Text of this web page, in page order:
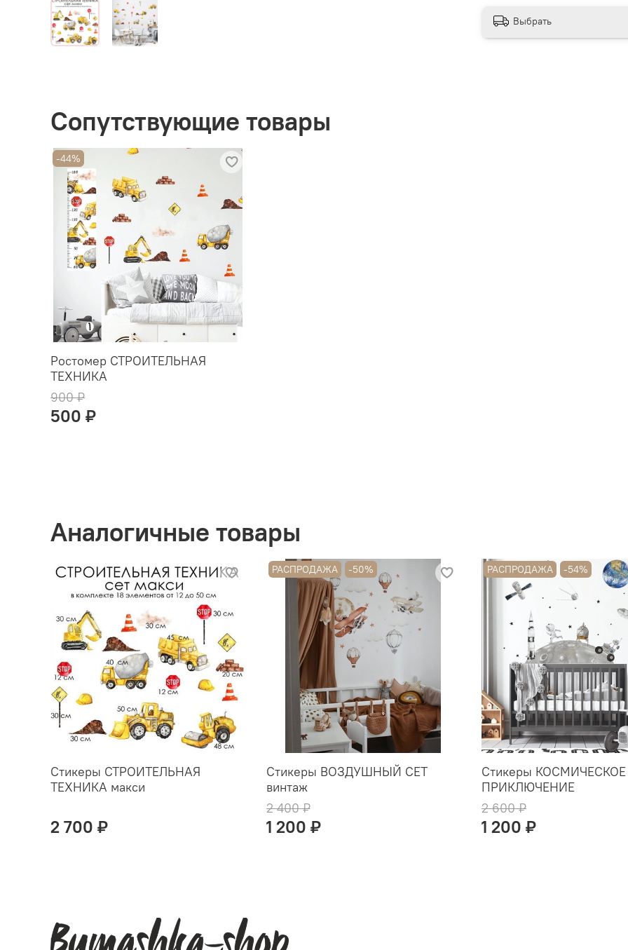
● Интерьерные
следов не оставляют.
поверхности.
Выбрать
Сопутствующие товары
-44%
Ростомер СТРОИТЕЛЬНАЯ
ТЕХНИКА
900 ₽
500 ₽
Аналогичные товары
Стикеры СТРОИТЕЛЬНАЯ
ТЕХНИКА макси
2 700 ₽
РАСПРОДАЖА -50%
Стикеры ВОЗДУШНЫЙ СЕТ
винтаж
2 400 ₽
1 200 ₽
РАСПРОДАЖА -54%
Стикеры КОСМИЧЕСКОЕ
ПРИКЛЮЧЕНИЕ
2 600 ₽
1 200 ₽